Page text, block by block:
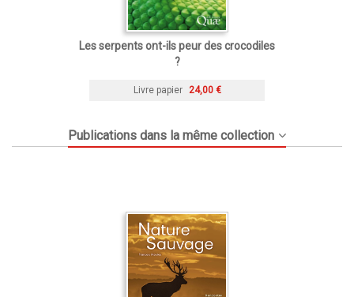
Les serpents ont-ils peur des crocodiles
?
Livre papier 24,00 €
Publications dans la même collection